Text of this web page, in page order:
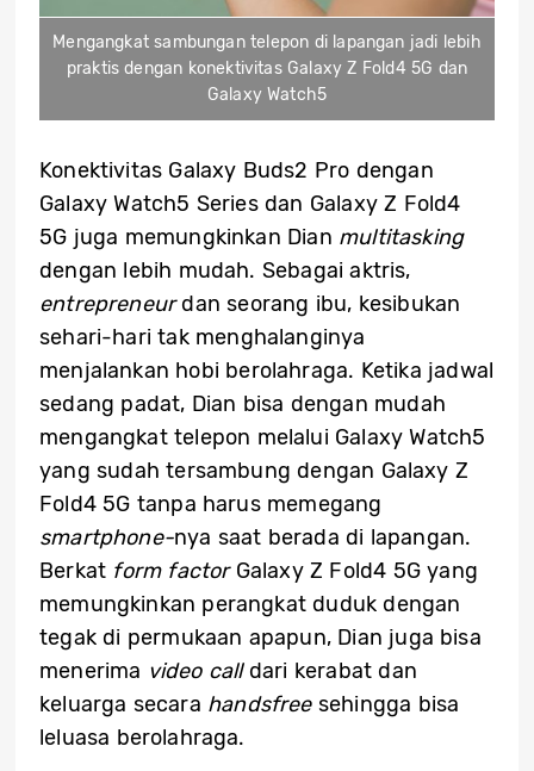
Mengangkat sambungan telepon di lapangan jadi lebih
praktis dengan konektivitas Galaxy Z Fold4 5G dan
Galaxy Watch5
Konektivitas Galaxy Buds2 Pro dengan
Galaxy Watch5 Series dan Galaxy Z Fold4
5G juga memungkinkan Dian multitasking
dengan lebih mudah. Sebagai aktris,
entrepreneurdan seorang ibu, kesibukan
sehari-hari tak menghalanginya
menjalankan hobi berolahraga. Ketika jadwal
sedang padat, Dian bisa dengan mudah
mengangkat telepon melalui Galaxy Watch5
yang sudah tersambung dengan Galaxy Z
Fold4 5G tanpa harus memegang
smartphone-nya saat berada di lapangan.
Berkat form factor Galaxy Z Fold4 5G yang
memungkinkan perangkat duduk dengan
tegak di permukaan apapun, Dian juga bisa
menerima video call dari kerabat dan
keluarga secara handsfree sehingga bisa
leluasa berolahraga.